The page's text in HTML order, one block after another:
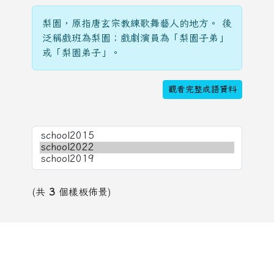
梨園，原指唐玄宗教練歌舞藝人的地方。 後
泛稱戲班為梨園；戲劇演員為「梨園子弟」
或「梨園弟子」。
觀看完整成語資料
(共 3 個樣板佈景)